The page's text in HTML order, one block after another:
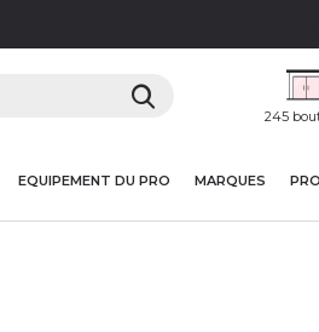
245
EQUIPEMENT DU PRO MARQUES